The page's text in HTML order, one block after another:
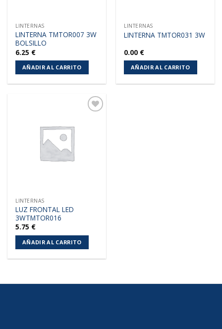
LINTERNAS
LINTERNA TMTOR007 3W
BOLSILLO
6.25 €
AÑADIR AL CARRITO
LINTERNAS
LINTERNA TMTOR031 3W
0.00 €
AÑADIR AL CARRITO
LINTERNAS
LUZ FRONTAL LED
3WTMTOR016
5.75 €
AÑADIR AL CARRITO